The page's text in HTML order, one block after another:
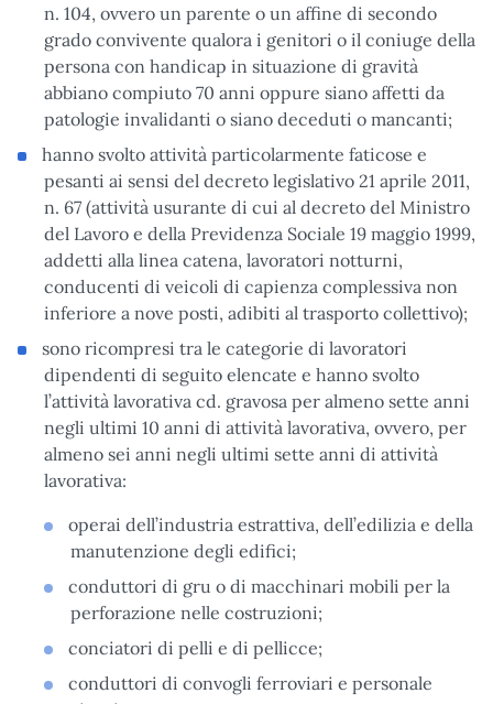
n. 104, ovvero un parente o un affine di secondo
grado convivente qualora i genitori o il coniuge della
persona con handicap in situazione di gravità
abbiano compiuto 70 anni oppure siano affetti da
patologie invalidanti o siano deceduti o mancanti;
hanno svolto attività particolarmente faticose e
pesanti ai sensi del decreto legislativo 21 aprile 2011,
n. 67 (attività usurante di cui al decreto del Ministro
del Lavoro e della Previdenza Sociale 19 maggio 1999,
addetti alla linea catena, lavoratori notturni,
conducenti di veicoli di capienza complessiva non
inferiore a nove posti, adibiti al trasporto collettivo);
sono ricompresi tra le categorie di lavoratori
dipendenti di seguito elencate e hanno svolto
l’attività lavorativa cd. gravosa per almeno sette anni
negli ultimi 10 anni di attività lavorativa, ovvero, per
almeno sei anni negli ultimi sette anni di attività
lavorativa:
operai dell’industria estrattiva, dell’edilizia e della
manutenzione degli edifici;
conduttori di gru o di macchinari mobili per la
perforazione nelle costruzioni;
conciatori di pelli e di pellicce;
conduttori di convogli ferroviari e personale